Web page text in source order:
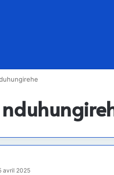
avril 2025